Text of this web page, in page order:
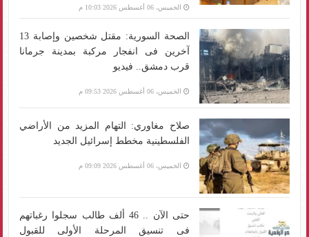
الخميس، 06 أغسطس 2026 10:03 م
الصحة السورية: مقتل شخصين وإصابة 13
آخرين فى انفجار مركبة بمدينة جرمانا
قرب دمشق.. فيديو
الخميس، 06 أغسطس 2026 09:53 م
صلاح مغاوري: التهام المزيد من الأراضي
الفلسطينية مخطط إسرائيل الجديد
الخميس، 06 أغسطس 2026 09:09 م
حتى الآن .. 46 ألف طالب سجلوا رغباتهم
فى تنسيق المرحلة الأولى للقبول